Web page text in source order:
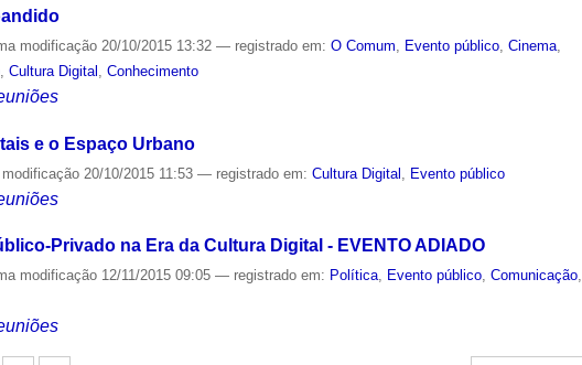
modificação 20/10/2015 13:32— registrado em:O Comum Evento público ,Cinema
,Cultura Digital ,Conhecimento
e o Espaço Urbano
20/10/2015 11:53— registrado em:Cultura Digital Evento público
Privado na Era da Cultura Digital - EVENTO ADIADO
modificação 12/11/2015 09:05— registrado em: Política, Evento público,Comunicação,